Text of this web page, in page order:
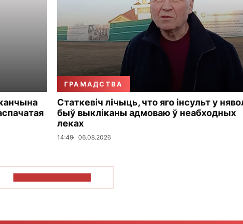
ГРАМАДСТВА
Статкевіч лічыць, что яго інсульт у
быў выкліканы адмоваю ў неабходных
леках
14:49 06.08.2026